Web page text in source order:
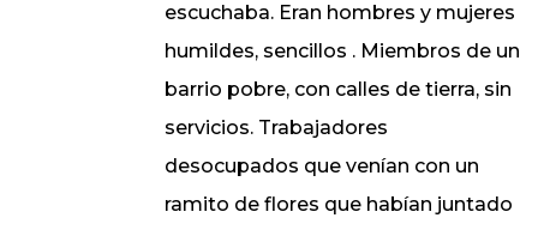
escuchaba. Eran hombres y mujeres
humildes, sencillos . Miembros de un
barrio pobre, con calles de tierra, sin
servicios. Trabajadores
desocupados que venían con un
ramito de flores que habían juntado